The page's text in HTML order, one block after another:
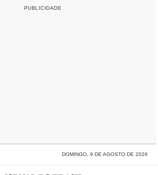
DOMINGO, 9 DE AGOSTO DE 2026